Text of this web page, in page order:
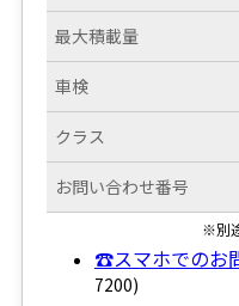
最大積載量
車検
クラス
お問い合わせ番号
※別
☎スマホでのお
7200)